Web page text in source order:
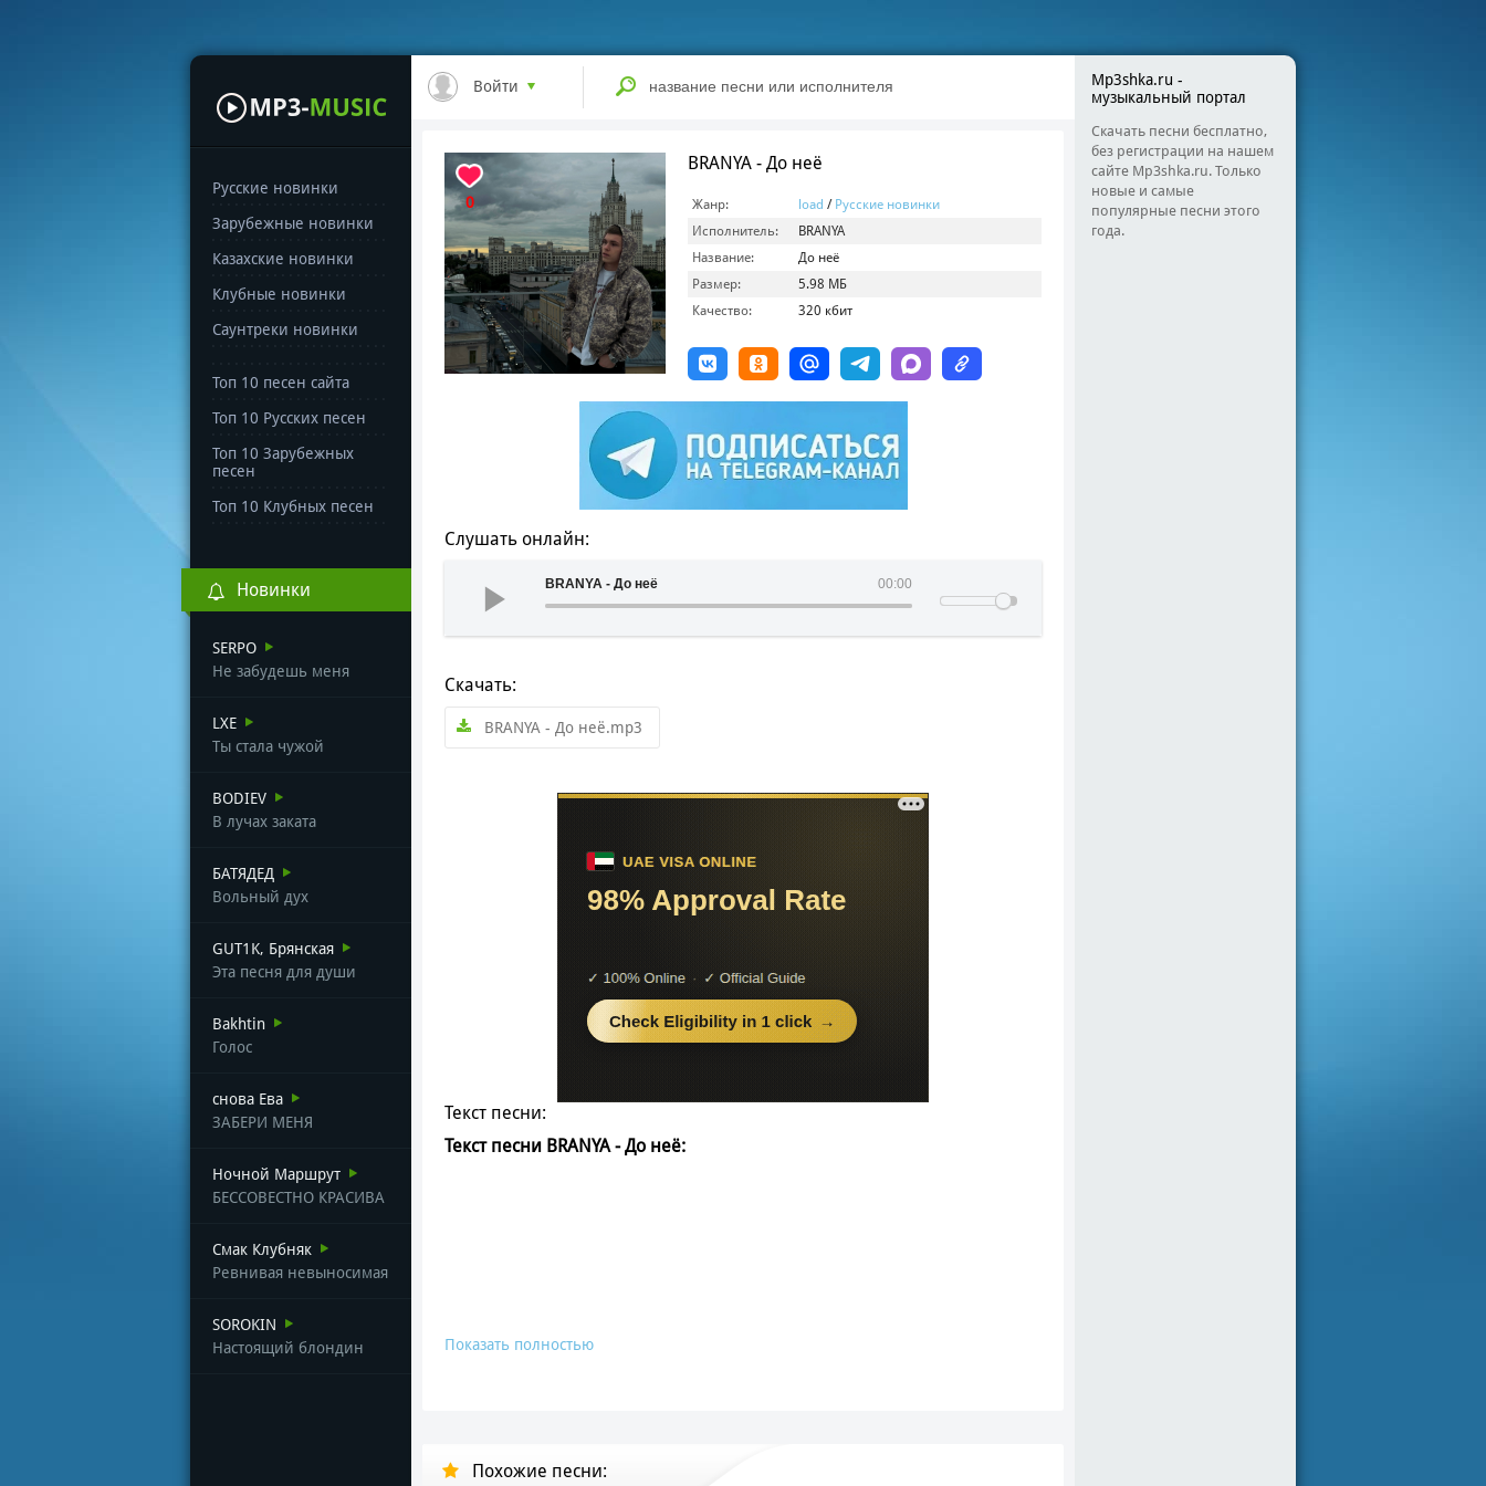
Русские новинки
Зарубежные новинки
Казахские новинки
Клубные новинки
Саунтреки новинки
Топ 10 песен сайта
Топ 10 Русских песен
Топ 10 Зарубежных
песен
Топ 10 Клубных песен
Новинки
SERPO
Не забудешь меня
LXE
Ты стала чужой
BODIEV
В лучах заката
БАТЯДЕД
Вольный дух
GUT1K, Брянская
Эта песня для души
Bakhtin
Голос
снова Ева
ЗАБЕРИ МЕНЯ
Ночной Маршрут
БЕССОВЕСТНО КРАСИВА
Смак Клубняк
Ревнивая невыносимая
SOROKIN
Настоящий блондин
Войти
0
BRANYA - До неё
Жанр: load / Русские новинки
Исполнитель:
BRANYA
Название:
До неё
Размер:
5.98 МБ
Качество:
320 кбит
Слушать онлайн:
00:00
BRANYA - До неё
Скачать:
BRANYA - До неё.mp3
Текст песни:
Текст песни BRANYA - До неё:
Показать полностью
Похожие песни:
Mp3shka.ru -
музыкальный портал
Скачать песни бесплатно,
без регистрации на нашем
сайте Mp3shka.ru. Только
новые и самые
популярные песни этого
года.